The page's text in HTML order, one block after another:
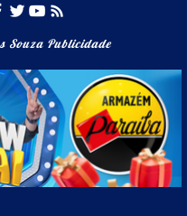
Souza Publicidade